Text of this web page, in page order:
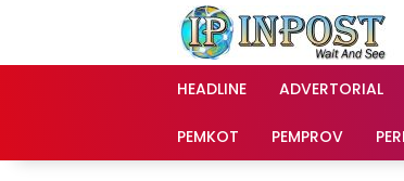
HEADLINE ADVERTORIAL
PEMKOT PEMPROV